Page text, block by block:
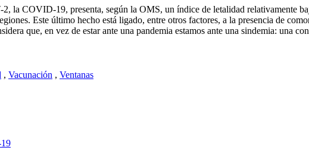
la COVID-19, presenta, según la OMS, un índice de letalidad relativamente
Este último hecho está ligado, entre otros factores, a la presencia de
que, en vez de estar ante una pandemia estamos ante una sindemia: una
, Vacunación , Ventanas